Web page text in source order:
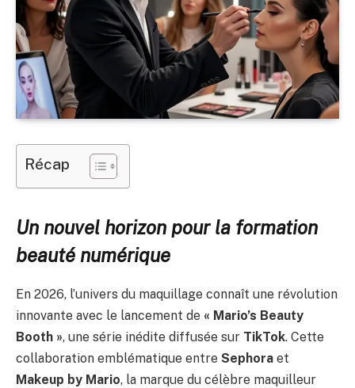
Récap
Un nouvel horizon pour la formation
beauté numérique
En 2026, l’univers du maquillage connaît une révolution
innovante avec le lancement de « Mario’s Beauty
Booth », une série inédite diffusée sur TikTok. Cette
collaboration emblématique entre Sephora et
Makeup by Mario, la marque du célèbre maquilleur